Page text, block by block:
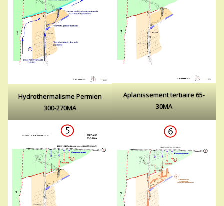
Hydrothermalisme Permien
300-270MA
Aplanissement tertiaire 65-
30MA